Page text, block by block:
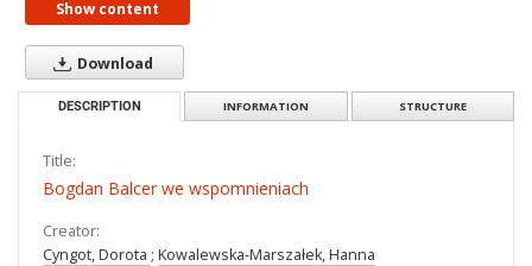
Show content
Download
DESCRIPTION INFORMATION STRUCTURE
Title:
Bogdan Balcer we wspomnieniach
Creator:
Cyngot, Dorota ; Kowalewska-Marszałek, Hanna